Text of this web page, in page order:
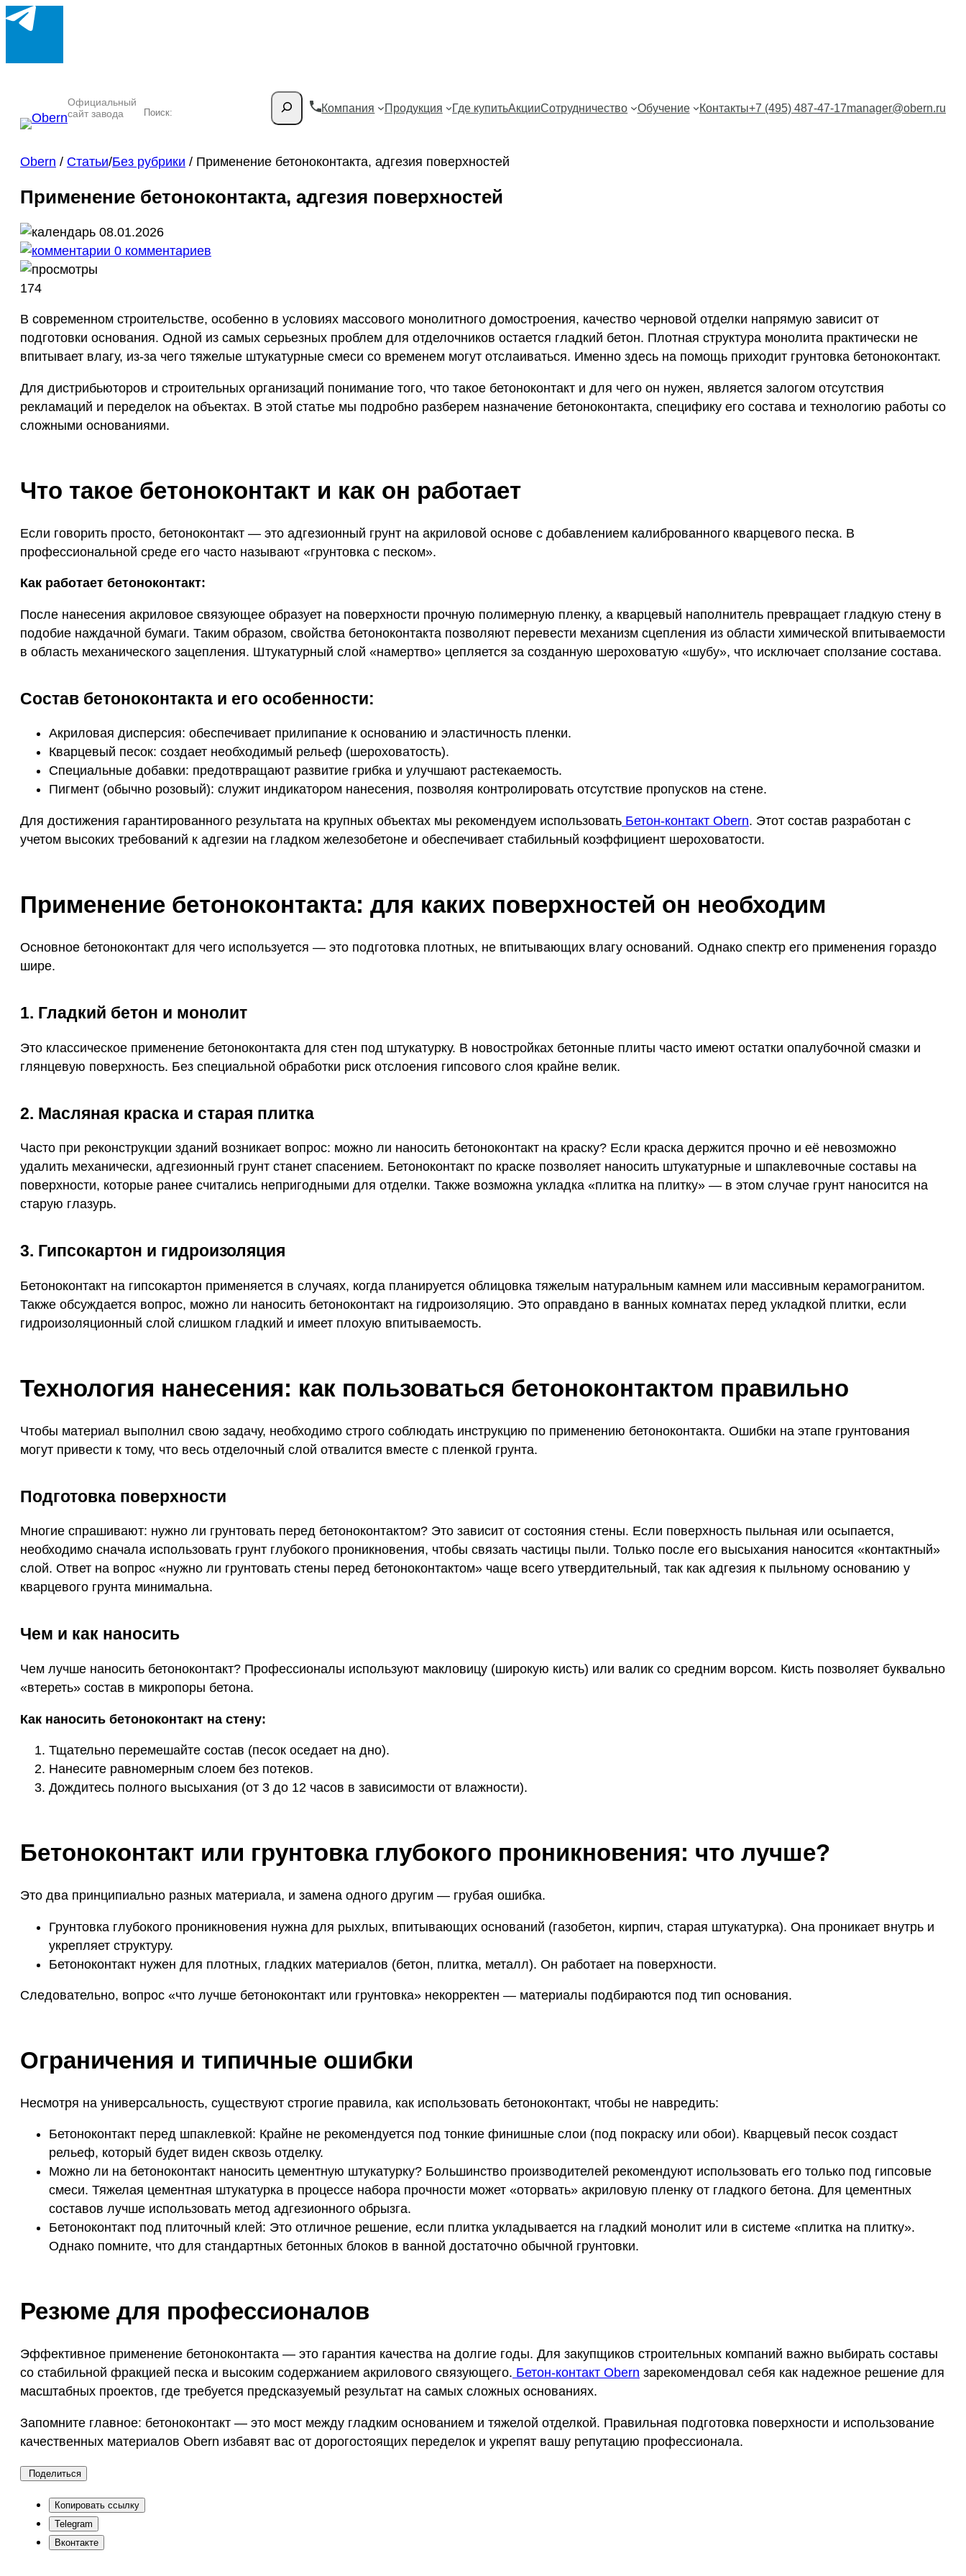
Официальный
сайт завода
Компания Продукция Где купитьАкцииСотрудничество Обучение Контакты+7 (495) 487-47-17manager@obern.ru
Obern / Статьи/Без рубрики / Применение бетоноконтакта, адгезия поверхностей
Применение бетоноконтакта, адгезия поверхностей
08.01.2026
0 комментариев
174
В современном строительстве, особенно в условиях массового монолитного домостроения, качество черновой отделки напрямую зависит от
подготовки основания. Одной из самых серьезных проблем для отделочников остается гладкий бетон. Плотная структура монолита практически не
впитывает влагу, из-за чего тяжелые штукатурные смеси со временем могут отслаиваться. Именно здесь на помощь приходит грунтовка бетоноконтакт.
Для дистрибьюторов и строительных организаций понимание того, что такое бетоноконтакт и для чего он нужен, является залогом отсутствия
рекламаций и переделок на объектах. В этой статье мы подробно разберем назначение бетоноконтакта, специфику его состава и технологию работы со
сложными основаниями.
Что такое бетоноконтакт и как он работает
Если говорить просто, бетоноконтакт — это адгезионный грунт на акриловой основе с добавлением калиброванного кварцевого песка. В
профессиональной среде его часто называют «грунтовка с песком».
Как работает бетоноконтакт:
После нанесения акриловое связующее образует на поверхности прочную полимерную пленку, а кварцевый наполнитель превращает гладкую стену в
подобие наждачной бумаги. Таким образом, свойства бетоноконтакта позволяют перевести механизм сцепления из области химической впитываемости
в область механического зацепления. Штукатурный слой «намертво» цепляется за созданную шероховатую «шубу», что исключает сползание состава.
Состав бетоноконтакта и его особенности:
Акриловая дисперсия: обеспечивает прилипание к основанию и эластичность пленки.
Кварцевый песок: создает необходимый рельеф (шероховатость).
Специальные добавки: предотвращают развитие грибка и улучшают растекаемость.
Пигмент (обычно розовый): служит индикатором нанесения, позволяя контролировать отсутствие пропусков на стене.
Для достижения гарантированного результата на крупных объектах мы рекомендуем использовать Бетон-контакт Obern. Этот состав разработан с
учетом высоких требований к адгезии на гладком железобетоне и обеспечивает стабильный коэффициент шероховатости.
Применение бетоноконтакта: для каких поверхностей он необходим
Основное бетоноконтакт для чего используется — это подготовка плотных, не впитывающих влагу оснований. Однако спектр его применения гораздо
шире.
1. Гладкий бетон и монолит
Это классическое применение бетоноконтакта для стен под штукатурку. В новостройках бетонные плиты часто имеют остатки опалубочной смазки и
глянцевую поверхность. Без специальной обработки риск отслоения гипсового слоя крайне велик.
2. Масляная краска и старая плитка
Часто при реконструкции зданий возникает вопрос: можно ли наносить бетоноконтакт на краску? Если краска держится прочно и её невозможно
удалить механически, адгезионный грунт станет спасением. Бетоноконтакт по краске позволяет наносить штукатурные и шпаклевочные составы на
поверхности, которые ранее считались непригодными для отделки. Также возможна укладка «плитка на плитку» — в этом случае грунт наносится на
старую глазурь.
3. Гипсокартон и гидроизоляция
Бетоноконтакт на гипсокартон применяется в случаях, когда планируется облицовка тяжелым натуральным камнем или массивным керамогранитом.
Также обсуждается вопрос, можно ли наносить бетоноконтакт на гидроизоляцию. Это оправдано в ванных комнатах перед укладкой плитки, если
гидроизоляционный слой слишком гладкий и имеет плохую впитываемость.
Технология нанесения: как пользоваться бетоноконтактом правильно
Чтобы материал выполнил свою задачу, необходимо строго соблюдать инструкцию по применению бетоноконтакта. Ошибки на этапе грунтования
могут привести к тому, что весь отделочный слой отвалится вместе с пленкой грунта.
Подготовка поверхности
Многие спрашивают: нужно ли грунтовать перед бетоноконтактом? Это зависит от состояния стены. Если поверхность пыльная или осыпается,
необходимо сначала использовать грунт глубокого проникновения, чтобы связать частицы пыли. Только после его высыхания наносится «контактный»
слой. Ответ на вопрос «нужно ли грунтовать стены перед бетоноконтактом» чаще всего утвердительный, так как адгезия к пыльному основанию у
кварцевого грунта минимальна.
Чем и как наносить
Чем лучше наносить бетоноконтакт? Профессионалы используют макловицу (широкую кисть) или валик со средним ворсом. Кисть позволяет буквально
«втереть» состав в микропоры бетона.
Как наносить бетоноконтакт на стену:
Тщательно перемешайте состав (песок оседает на дно).
Нанесите равномерным слоем без потеков.
Дождитесь полного высыхания (от 3 до 12 часов в зависимости от влажности).
Бетоноконтакт или грунтовка глубокого проникновения: что лучше?
Это два принципиально разных материала, и замена одного другим — грубая ошибка.
Грунтовка глубокого проникновения нужна для рыхлых, впитывающих оснований (газобетон, кирпич, старая штукатурка). Она проникает внутрь и
укрепляет структуру.
Бетоноконтакт нужен для плотных, гладких материалов (бетон, плитка, металл). Он работает на поверхности.
Следовательно, вопрос «что лучше бетоноконтакт или грунтовка» некорректен — материалы подбираются под тип основания.
Ограничения и типичные ошибки
Несмотря на универсальность, существуют строгие правила, как использовать бетоноконтакт, чтобы не навредить:
Бетоноконтакт перед шпаклевкой: Крайне не рекомендуется под тонкие финишные слои (под покраску или обои). Кварцевый песок создаст
рельеф, который будет виден сквозь отделку.
Можно ли на бетоноконтакт наносить цементную штукатурку? Большинство производителей рекомендуют использовать его только под гипсовые
смеси. Тяжелая цементная штукатурка в процессе набора прочности может «оторвать» акриловую пленку от гладкого бетона. Для цементных
составов лучше использовать метод адгезионного обрызга.
Бетоноконтакт под плиточный клей: Это отличное решение, если плитка укладывается на гладкий монолит или в системе «плитка на плитку».
Однако помните, что для стандартных бетонных блоков в ванной достаточно обычной грунтовки.
Резюме для профессионалов
Эффективное применение бетоноконтакта — это гарантия качества на долгие годы. Для закупщиков строительных компаний важно выбирать составы
со стабильной фракцией песка и высоким содержанием акрилового связующего. Бетон-контакт Obern зарекомендовал себя как надежное решение для
масштабных проектов, где требуется предсказуемый результат на самых сложных основаниях.
Запомните главное: бетоноконтакт — это мост между гладким основанием и тяжелой отделкой. Правильная подготовка поверхности и использование
качественных материалов Obern избавят вас от дорогостоящих переделок и укрепят вашу репутацию профессионала.
Поделиться
Копировать ссылку
Telegram
Вконтакте